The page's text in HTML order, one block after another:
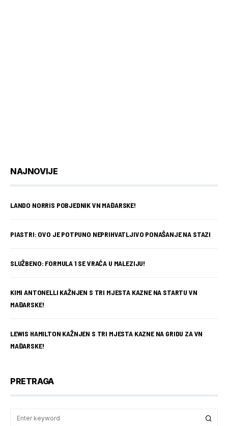
NAJNOVIJE
LANDO NORRIS POBJEDNIK VN MAĐARSKE!
PIASTRI: OVO JE POTPUNO NEPRIHVATLJIVO PONAŠANJE NA STAZI
SLUŽBENO: FORMULA 1 SE VRAĆA U MALEZIJU!
KIMI ANTONELLI KAŽNJEN S TRI MJESTA KAZNE NA STARTU VN
MAĐARSKE!
LEWIS HAMILTON KAŽNJEN S TRI MJESTA KAZNE NA GRIDU ZA VN
MAĐARSKE!
PRETRAGA